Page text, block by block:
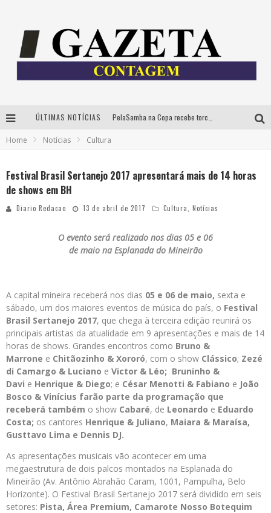
ÚLTIMAS NOTÍCIAS
Home Notícias Cultura
Festival Brasil Sertanejo 2017 apresentará mais de 14 horas
de shows em BH
Diario Redacao 13 de abril de 2017 Cultura Notícias
O evento será realizado nos dias 05 e 06
de maio na Esplanada do Mineirão
A capital mineira receberá nos dias 05 e 06 de maio, sexta e
sábado, um dos maiores eventos de música do país, o Festival
Brasil Sertanejo 2017, que chega à terceira edição reunirá os
principais artistas da atualidade em 9 apresentações e mais de 14
horas de shows. Grandes encontros como Bruno &
Marrone e Chitãozinho & Xororó, com o show Clássico; Zezé
di Camargo & Luciano e Victor & Léo; Bruninho &
Davi e Henrique & Diego; e César Menotti & Fabiano e João
Bosco & Vinícius farão parte da programação que
receberá também o show Cabaré, de Leonardo e Eduardo
Costa; os cantores Henrique & Juliano, Maiara & Maraísa,
Gusttavo Lima e Dennis DJ.
As apresentações musicais vão acontecer em uma
megaestrutura de dois palcos montados na Esplanada do
Mineirão (Av. Antônio Abrahão Caram, 1001, Pampulha, Belo
Horizonte). O Festival Brasil Sertanejo 2017 será dividido em seis
setores: Pista, Área Premium, Camarote Nosso Botequim